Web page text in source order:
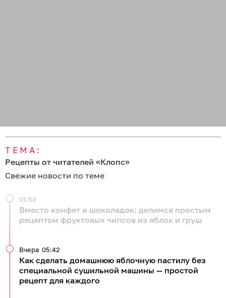
ТЕМА:
Рецепты от читателей «Клопс»
Свежие новости по теме
Вместо конфет и шоколадок: делимся простым
рецептом фруктовых чипсов из яблок и груш
01:53
Как сделать домашнюю яблочную пастилу без
специальной сушильной машины — простой
рецепт для каждого
Вчера 05:42